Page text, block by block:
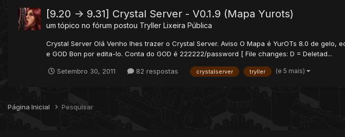
[9.20 -> 9.31] Crystal Server - V0.1.9 (Mapa Yurots)
um tópico no fórum postou Tryller Lixeira Pública
Crystal Server Olá Venho lhes trazer o Crystal Server. Aviso O Mapa é YurOTs 8.0 de
e GOD Bon por edita-lo. Conta do GOD é 222222/password [ File changes: D = Deletad...
Setembro 30, 2011 82 respostas crystalserver tryller (e 5 mais)
Página Inicial Pesquisar